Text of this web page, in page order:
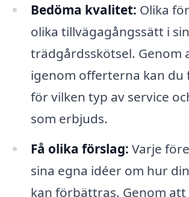
Bedöma kvalitet: Olika
olika tillvägagångssätt i sin
trädgårdsskötsel. Genom
igenom offerterna kan du
för vilken typ av service
som erbjuds.
Få olika förslag: Varje
sina egna idéer om hur
kan förbättras. Genom